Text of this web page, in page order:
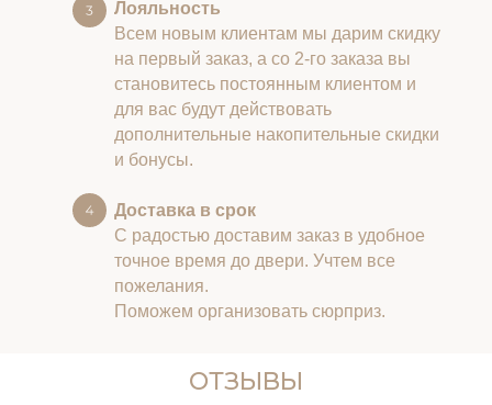
Лояльность
Всем новым клиентам мы дарим скидку
на первый заказ, а со 2-го заказа вы
становитесь постоянным клиентом и
для вас будут действовать
дополнительные накопительные скидки
и бонусы.
Доставка в срок
С радостью доставим заказ в удобное
точное время до двери. Учтем все
пожелания.
Поможем организовать сюрприз.
ОТЗЫВЫ